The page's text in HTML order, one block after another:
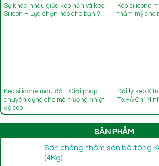
Sự khác nhau giữa keo nến và keo
Silicon – Lựa chọn nào cho bạn ?
Keo silicone
thẩm mỹ cho
Keo silicone màu đỏ – Giải pháp
chuyên dụng cho môi trường nhiệt
độ cao
Đại lý keo
Tp.Hồ Chí
SẢN PHẨM
Sơn chống thấm sàn bê tông
(4Kg)